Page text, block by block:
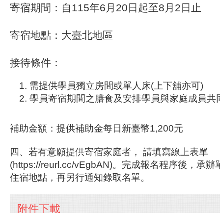
寄宿期間：自115年6月20日起至8月2日止
寄宿地點：大臺北地區
接待條件：
需提供學員獨立房間或單人床(上下舖亦可)
學員寄宿期間之膳食及安排學員與家庭成員共
補助金額：提供補助金每日新臺幣1,200元
四、若有意願提供寄宿家庭者， 請填寫線上表單
(https://reurl.cc/vEgbAN)。完成報名程序後，承辦
住宿地點，再另行通知錄取名單。
附件下載